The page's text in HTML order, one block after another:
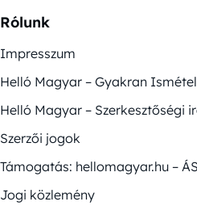
Rólunk
Impresszum
Helló Magyar – Gyakran
Helló Magyar – Szerkesztőségi
Szerzői jogok
Támogatás: hellomagyar.hu –
Jogi közlemény